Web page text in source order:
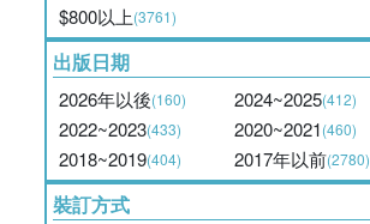
$800以上(3761)
出版日期
2026年以後(160) 2024~2025(412)
2022~2023(433) 2020~2021(460)
2018~2019(404) 2017年以前(2780)
裝訂方式